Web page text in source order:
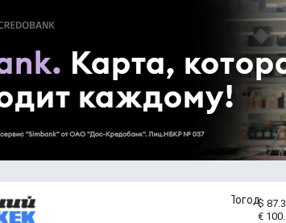
$
€